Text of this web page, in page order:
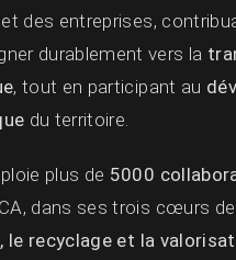
des entreprises,
durablement vers la
, tout en participant au
du territoire.
plus de 5000
dans ses trois cœurs
le recyclage et la